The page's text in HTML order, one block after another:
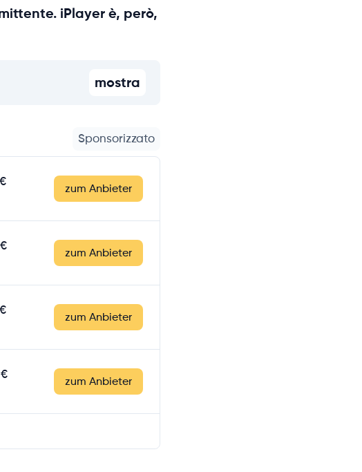
iPlayer è, però,
mostra
Sponsorizzato
zum Anbieter
zum Anbieter
zum Anbieter
zum Anbieter